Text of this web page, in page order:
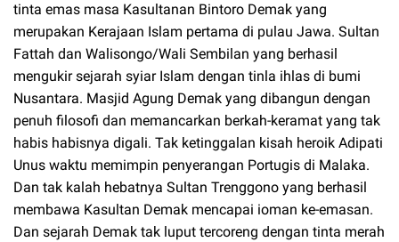
tinta emas masa Kasultanan Bintoro Demak yang
merupakan Kerajaan Islam pertama di pulau Jawa. Sultan
Fattah dan Walisongo/Wali Sembilan yang berhasil
mengukir sejarah syiar Islam dengan tinla ihlas di bumi
Nusantara. Masjid Agung Demak yang dibangun dengan
penuh filosofi dan memancarkan berkah-keramat yang tak
habis habisnya digali. Tak ketinggalan kisah heroik Adipati
Unus waktu memimpin penyerangan Portugis di Malaka.
Dan tak kalah hebatnya Sultan Trenggono yang berhasil
membawa Kasultan Demak mencapai ioman ke-emasan.
Dan sejarah Demak tak luput tercoreng dengan tinta merah